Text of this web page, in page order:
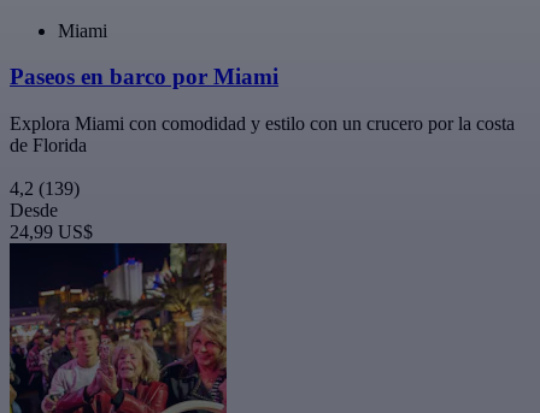
Miami
Paseos en barco por Miami
Explora Miami con comodidad y estilo con un crucero por la costa
de Florida
4,2 (139)
Desde
24,99 US$